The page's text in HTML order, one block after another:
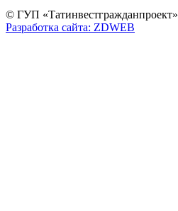
© ГУП «Татинвестгражданпроект»
Разработка сайта: ZDWEB